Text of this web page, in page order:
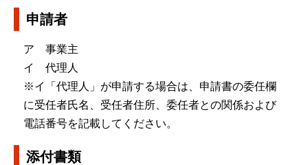
申請者
ア 事業主
イ 代理人
※イ「代理人」が申請する場合は、申請書の委任欄
に受任者氏名、受任者住所、委任者との関係および
電話番号を記載してください。
添付書類